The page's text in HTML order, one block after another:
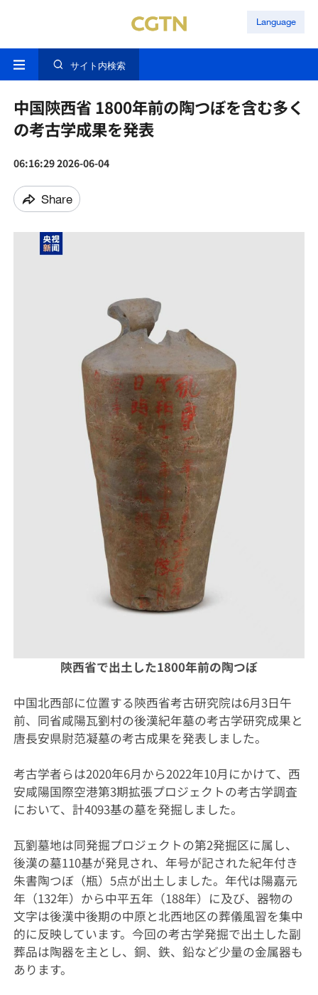
Language
サイト内検索
中国陝西省 1800年前の陶つぼを含む多く
の考古学成果を発表
06:16:29 2026-06-04
Share
陝西省で出土した1800年前の陶つぼ
中国北西部に位置する陝西省考古研究院は6月3日午
前、同省咸陽瓦劉村の後漢紀年墓の考古学研究成果と
唐長安県尉范凝墓の考古成果を発表しました。
考古学者らは2020年6月から2022年10月にかけて、西
安咸陽国際空港第3期拡張プロジェクトの考古学調査
において、計4093基の墓を発掘しました。
瓦劉墓地は同発掘プロジェクトの第2発掘区に属し、
後漢の墓110基が発見され、年号が記された紀年付き
朱書陶つぼ（瓶）5点が出土しました。年代は陽嘉元
年（132年）から中平五年（188年）に及び、器物の
文字は後漢中後期の中原と北西地区の葬儀風習を集中
的に反映しています。今回の考古学発掘で出土した副
葬品は陶器を主とし、銅、鉄、鉛など少量の金属器も
あります。